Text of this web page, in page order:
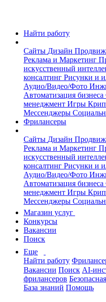
Найти работу
Сайты Дизайн
Реклама и Маркетинг
искусственный
консалтинг Рисунки и
Аудио/Видео/Фото
Автоматизация бизнеса
менеджмент Игры
Мессенджеры
Фрилансеры
Сайты Дизайн
Реклама и Маркетинг
искусственный
консалтинг Рисунки и
Аудио/Видео/Фото
Автоматизация бизнеса
менеджмент Игры
Мессенджеры
Магазин услуг
Конкурсы
Вакансии
Поиск
Еще
Найти работу
Вакансии Поиск AI-
фрилансеров
База знаний Помощь